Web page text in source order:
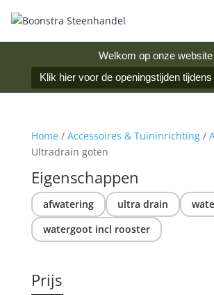
Welkom op onze website
Klik hier voor de openingstijden
Home/ Accessoires & Tuininrichting/
Ultradrain goten
Eigenschappen
afwatering ultra drain
watergoot incl rooster
Prijs